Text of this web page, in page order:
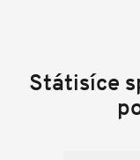
Státisíce